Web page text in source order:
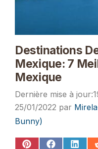
Destinations
Mexique: 7
Mexique
25/01/2022 par
Bunny)
ShareShare